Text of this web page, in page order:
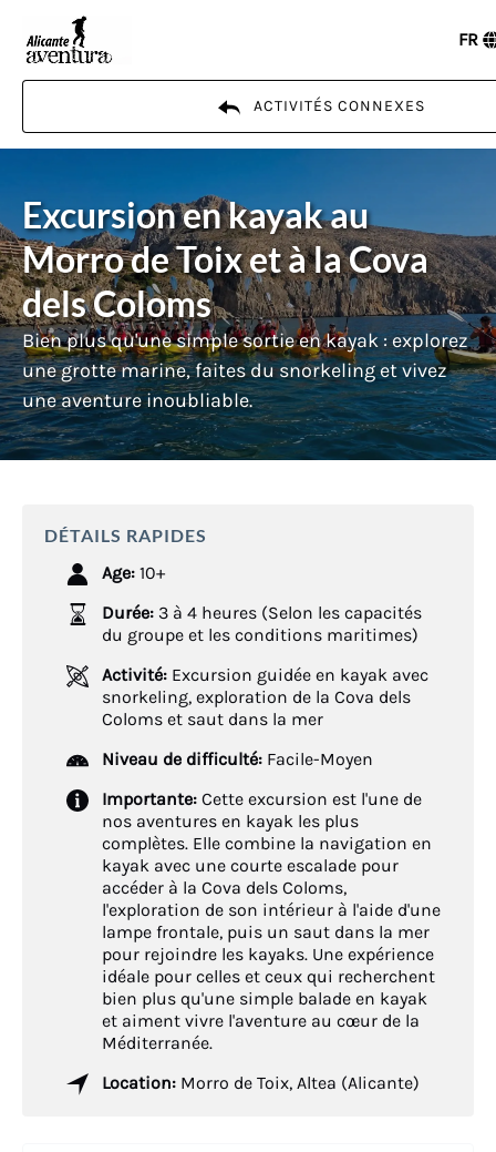
Aller à la navigation principale
Aller au contenu
Aller au pied de page
FR
ACTIVITÉS CONNEXES
Excursion en kayak au
Morro de Toix et à la Cova
dels Coloms
Bien plus qu'une simple sortie en kayak : explorez
une grotte marine, faites du snorkeling et vivez
une aventure inoubliable.
DÉTAILS RAPIDES
Age: 10+
Durée: 3 à 4 heures (Selon les capacités
du groupe et les conditions maritimes)
Activité: Excursion guidée en kayak avec
snorkeling, exploration de la Cova dels
Coloms et saut dans la mer
Niveau de difficulté: Facile-Moyen
Importante: Cette excursion est l'une de
nos aventures en kayak les plus
complètes. Elle combine la navigation en
kayak avec une courte escalade pour
accéder à la Cova dels Coloms,
l'exploration de son intérieur à l'aide d'une
lampe frontale, puis un saut dans la mer
pour rejoindre les kayaks. Une expérience
idéale pour celles et ceux qui recherchent
bien plus qu'une simple balade en kayak
et aiment vivre l'aventure au cœur de la
Méditerranée.
Location: Morro de Toix, Altea (Alicante)